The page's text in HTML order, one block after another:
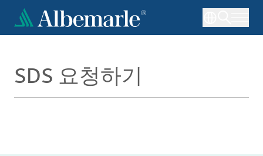
콘
SDS 요청하기